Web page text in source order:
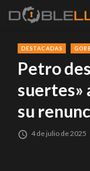
DESTACADAS
Petro
suertes»
su
4 de julio de 2025